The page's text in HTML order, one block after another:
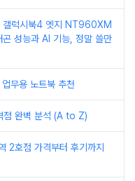
갤럭시북4 엣지 NT960XM
성능과 AI 기능, 정말 쓸만
무용 노트북 추천
점 완벽 분석 (A to Z)
2호점 가격부터 후기까지